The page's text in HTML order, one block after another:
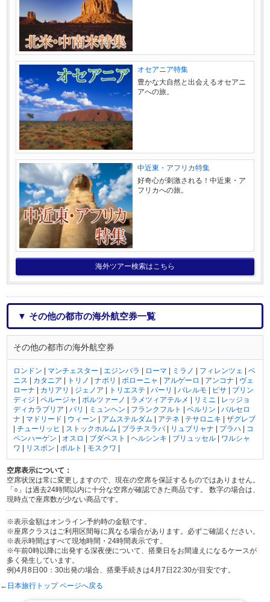
オセアニア特集
豊かな大自然と出会えるオセアニ
アへの旅。
中近東・アフリカ特集
好奇心が刺激される！中近東・ア
フリカへの旅。
海外ツアー検索はこちら
▼ その他の都市の海外航空券一覧
その他の都市の海外航空券
ロンドン | マンチェスター | エジンバラ | ローマ | ミラノ | フィレンツェ |ベ
ニス | カタニア | トリノ |ナポリ | ボローニャ | アルゲーロ | アンコナ | ヴェ
ローナ | カリアリ | ジェノア | トリエステ |バーリ |パレルモ | ピサ | ブリン
ディジ |ペルージャ | ボルツァーノ | ラメツィアテルメ | リミニ | レッジョ
ディカラブリア |パリ | ミュンヘン | フランクフルト |ベルリン |バルセロ
ナ | マドリード | ウィーン | アムステルダム | アテネ |テサロニキ |ザグレブ
|チューリッヒ | ストックホルム | ブラチスラバ| リュブリャナ | プラハ | コ
ペンハーゲン | オスロ | ブダペスト |ヘルシンキ | ブリュッセル | ワルシャ
ワ | リスボン | ポルト | モスクワ |
空席表示について：
空席状況は常に変更しますので、現在の空席を保証するものではありません。
「○」は過去24時間以内に十分な空席が確認できた商品です。 数字の場合は、
現時点で座席数が少ない商品です。
※表示金額はオンライン予約時の金額です。
※座席クラスはご利用区間毎に異なる場合があります。必ずご確認ください。
※表示時間はすべて現地時間・24時間表示です。
※午前0時以降に出発する深夜便について、搭乗日をお間違えになるケースが
多く発生しています。
例)4月8日00：30出発の場合、搭乗手続きは4月7日22:30が目安です。
←日本旅行トップ ページへ戻る